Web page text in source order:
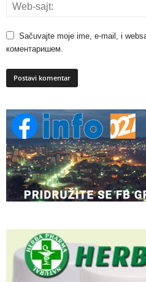
Sačuvajte moje ime, e-mail, i
коментаришем.